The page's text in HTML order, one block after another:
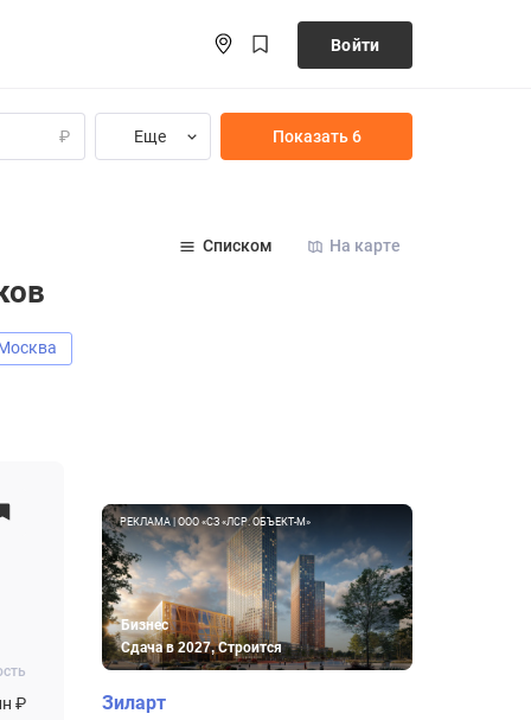
Войти
₽ Еще Показать 6
Списком На карте
Москва
₽
РЕКЛАМА | ООО «СЗ «ЛСР. ОБЪЕКТ-М»
Бизнес
Сдача в 2027, Строится
Зиларт